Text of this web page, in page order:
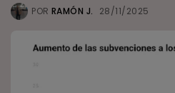
POR RAMÓN J. 28/11/2025